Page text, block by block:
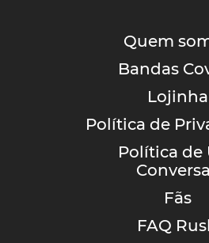
Quem
Bandas
Lojinha
Política de
Política de
Fãs
FAQ